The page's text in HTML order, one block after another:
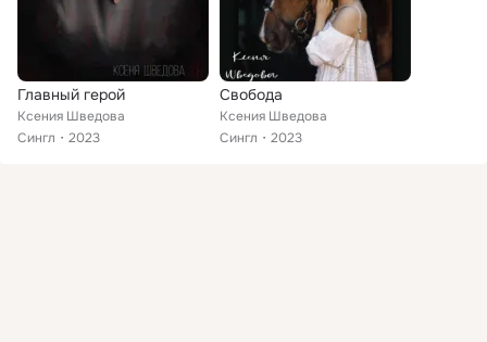
Главный герой
Ксения Шведова
Сингл
2023
Свобода
Ксения Шведова
Сингл
2023